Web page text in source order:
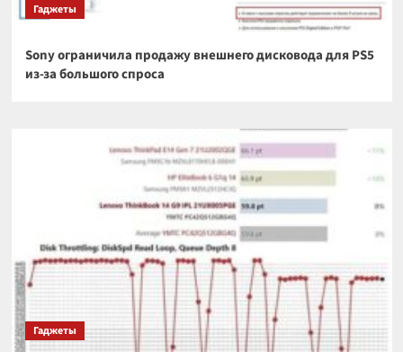
Гаджеты
Sony ограничила продажу внешнего дисковода для PS5
из-за большого спроса
Гаджеты